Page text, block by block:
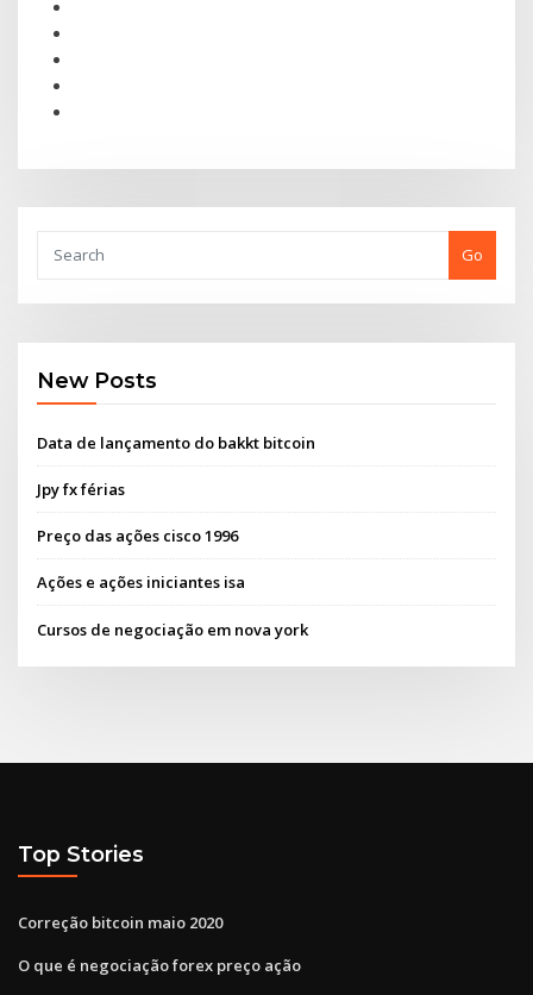
Go
New Posts
Data de lançamento do bakkt bitcoin
Jpy fx férias
Preço das ações cisco 1996
Ações e ações iniciantes isa
Cursos de negociação em nova york
Top Stories
Correção bitcoin maio 2020
O que é negociação forex preço ação